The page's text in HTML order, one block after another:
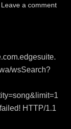
Leave a comment
wsSearch?
HTTP/1.1